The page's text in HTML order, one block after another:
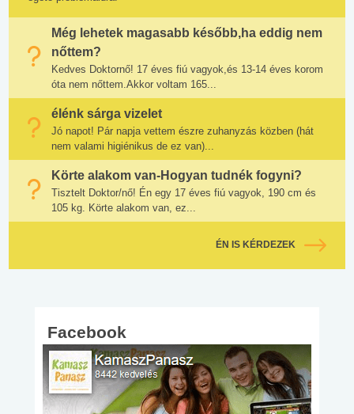
Még lehetek magasabb később,ha eddig nem
nőttem?
Kedves Doktornő! 17 éves fiú vagyok,és 13-14 éves korom
óta nem nőttem.Akkor voltam 165...
élénk sárga vizelet
Jó napot! Pár napja vettem észre zuhanyzás közben (hát
nem valami higiénikus de ez van)...
Körte alakom van-Hogyan tudnék fogyni?
Tisztelt Doktor/nő! Én egy 17 éves fiú vagyok, 190 cm és
105 kg. Körte alakom van, ez...
ÉN IS KÉRDEZEK
Facebook